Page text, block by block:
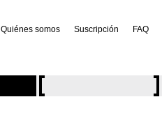
Quiénes somos Suscripción FAQ